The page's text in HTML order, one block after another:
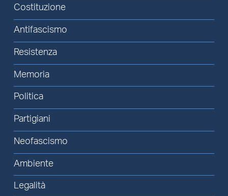
Costituzione
Antifascismo
Resistenza
Memoria
Politica
Partigiani
Neofascismo
Ambiente
Legalità